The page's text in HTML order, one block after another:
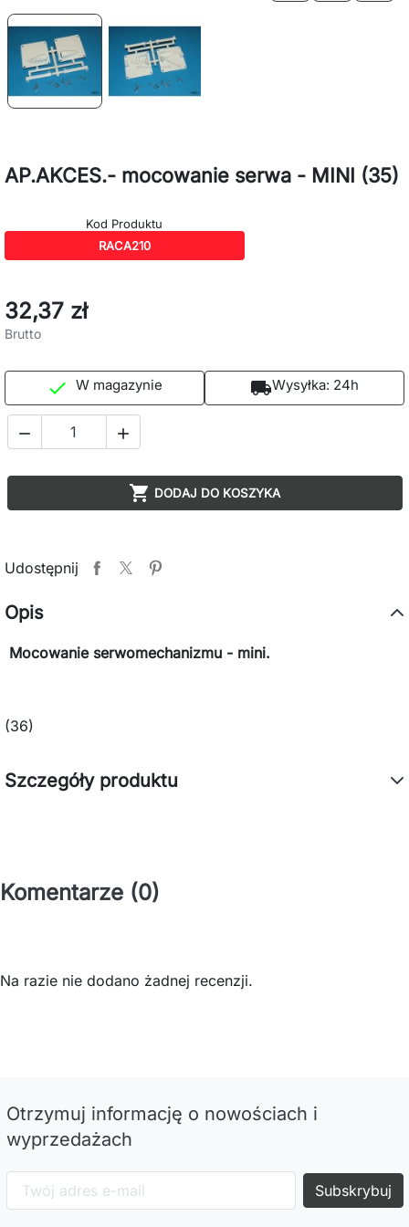
AP.AKCES.- mocowanie serwa - MINI (35)
Kod Produktu
RACA210
32,37 zł
Brutto
 W magazynie local_shippingWysyłka: 24h
 
 DODAJ DO KOSZYKA
Udostępnij
Opis
Mocowanie serwomechanizmu - mini.
(36)
Szczegóły produktu
Komentarze (0)
Na razie nie dodano żadnej recenzji.
Otrzymuj informację o nowościach i
wyprzedażach